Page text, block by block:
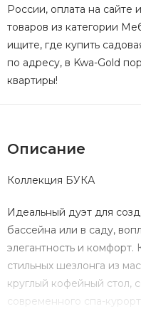
России, оплата на
товаров из категории
ищите, где купить
по адресу, в Kwa-Gold
квартиры!
Описание
Коллекция БУКА
Идеальный дуэт для
бассейна или в саду,
элегантность и
стильных шезлонга из
круглый кофейный стол,
современного спа-